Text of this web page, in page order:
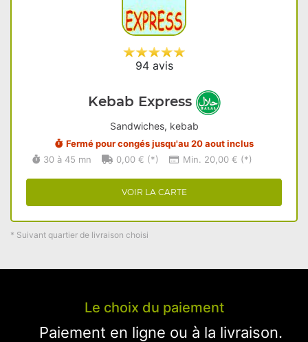
94 avis
Kebab Express
Sandwiches, kebab
Fermé pour congés jusqu'au 20 aout inclus
30 à 45 mn
0,00 € (*) Min. 20,00 € (*)
VOIR LA CARTE
* Suivant quartier de livraison choisi
Le choix du paiement
Paiement en ligne ou à la livraison.